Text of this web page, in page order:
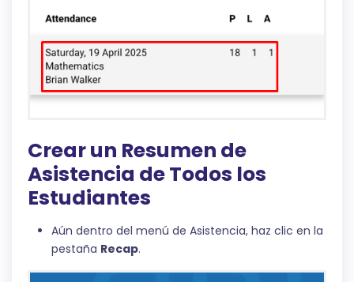
Crear un Resumen de
Asistencia de Todos los
Estudiantes
Aún dentro del menú de Asistencia, haz clic en la
pestaña Recap.